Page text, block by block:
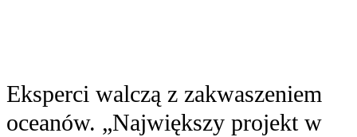
Eksperci walczą z zakwaszeniem
oceanów. „Największy projekt w